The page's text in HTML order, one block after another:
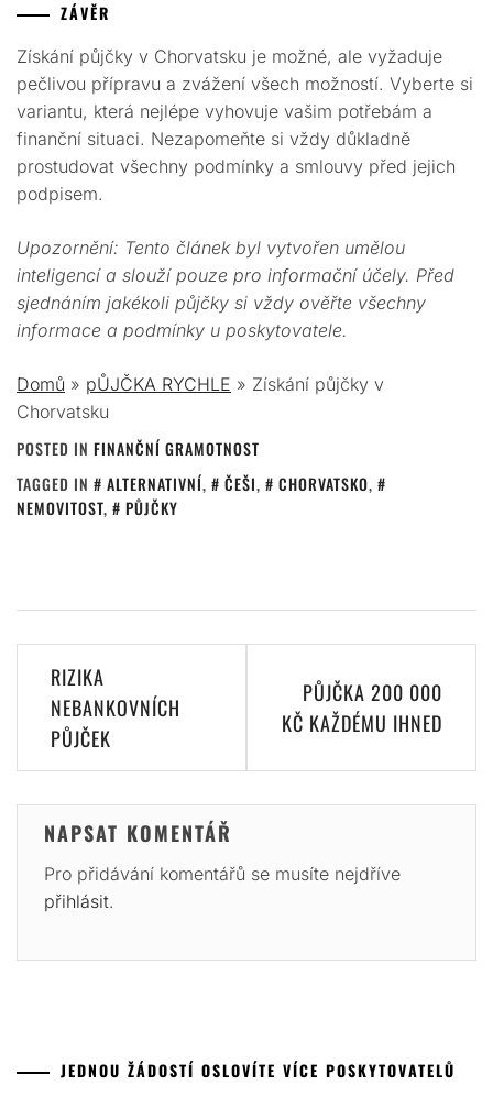
ZÁVĚR
Získání půjčky v Chorvatsku je možné, ale vyžaduje
pečlivou přípravu a zvážení všech možností. Vyberte si
variantu, která nejlépe vyhovuje vašim potřebám a
finanční situaci. Nezapomeňte si vždy důkladně
prostudovat všechny podmínky a smlouvy před jejich
podpisem.
Upozornění: Tento článek byl vytvořen umělou
inteligencí a slouží pouze pro informační účely. Před
sjednáním jakékoli půjčky si vždy ověřte všechny
informace a podmínky u poskytovatele.
Domů » pŮJČKA RYCHLE » Získání půjčky v
Chorvatsku
POSTED IN FINANČNÍ GRAMOTNOST
TAGGED IN
ALTERNATIVNÍ, ČEŠI, CHORVATSKO,
NEMOVITOST, PŮJČKY
Navigace
příspěvek
RIZIKA
NEBANKOVNÍCH
PŮJČEK
PŮJČKA 200 000
KČ KAŽDÉMU IHNED
NAPSAT KOMENTÁŘ
Pro přidávání komentářů se musíte nejdříve
přihlásit.
JEDNOU ŽÁDOSTÍ OSLOVÍTE VÍCE POSKYTOVATELŮ